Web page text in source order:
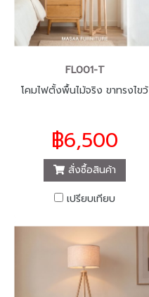
FL001-T
โคมไฟตั้งพื้นไม้จริง ขาทรงไขว้
฿6,500
สั่งซื้อสินค้า
เปรียบเทียบ